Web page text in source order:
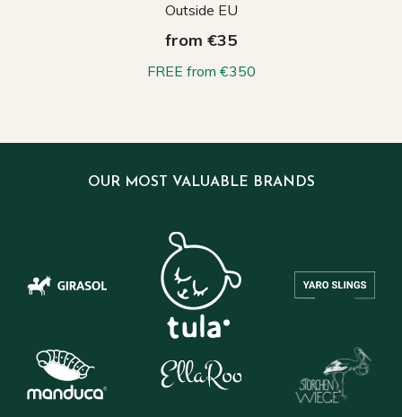
Outside EU
from €35
FREE from €350
OUR MOST VALUABLE BRANDS